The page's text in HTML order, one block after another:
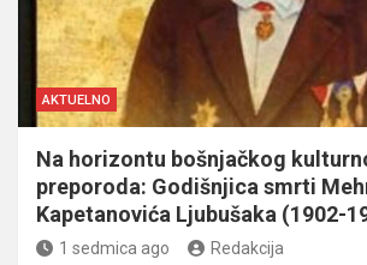
AKTUELNO
Na horizontu bošnjačkog
preporoda: Godišnjica smrti
Kapetanovića Ljubušaka (1902-
1 sedmica ago Redakcija